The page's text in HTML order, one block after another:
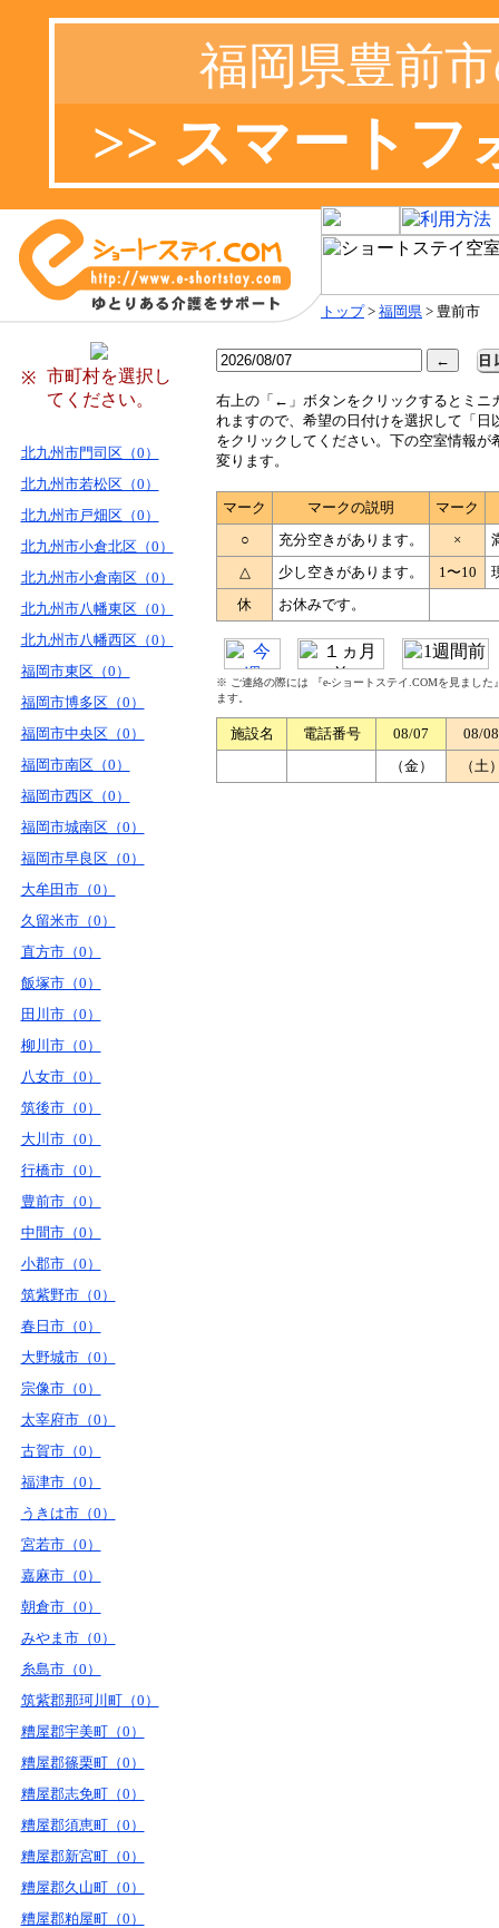
福岡県豊前
>> スマートフ
トップ> 福岡県 > 豊前市
※
市町村を選択し
てください。
北九州市門司区（0）
北九州市若松区（0）
北九州市戸畑区（0）
北九州市小倉北区（0）
北九州市小倉南区（0）
北九州市八幡東区（0）
北九州市八幡西区（0）
福岡市東区（0）
福岡市博多区（0）
福岡市中央区（0）
福岡市南区（0）
福岡市西区（0）
福岡市城南区（0）
福岡市早良区（0）
大牟田市（0）
久留米市（0）
直方市（0）
飯塚市（0）
田川市（0）
柳川市（0）
八女市（0）
筑後市（0）
大川市（0）
行橋市（0）
豊前市（0）
中間市（0）
小郡市（0）
筑紫野市（0）
春日市（0）
大野城市（0）
宗像市（0）
太宰府市（0）
古賀市（0）
福津市（0）
うきは市（0）
宮若市（0）
嘉麻市（0）
朝倉市（0）
みやま市（0）
糸島市（0）
筑紫郡那珂川町（0）
糟屋郡宇美町（0）
糟屋郡篠栗町（0）
糟屋郡志免町（0）
糟屋郡須恵町（0）
糟屋郡新宮町（0）
糟屋郡久山町（0）
糟屋郡粕屋町（0）
右 上の「←」ボタンをクリックするとミニ
れますので、希望の日付けを選択して「日
をクリックしてください。下の空室情報が
変ります。
マーク マークの説明
マーク
○
充分空きがあります。 ×
△
少し空きがあります。 1〜10
休
お休みです。
※ ご連絡の際には 『e-ショートステイ.COMを見まし
ます。
施設名 電話番号 08/07
08/08
（金）
（土